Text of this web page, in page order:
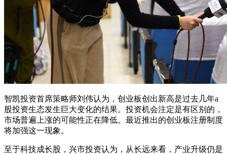
智凯投资首席策略师刘伟认为，创业板创出新高是过去几年a
股投资生态发生巨大变化的结果。投资机会注定是有区别的，
市场普遍上涨的可能性正在降低。最近推出的创业板注册制度
将加强这一现象。
至于科技成长股，兴市投资认为，从长远来看，产业升级仍是